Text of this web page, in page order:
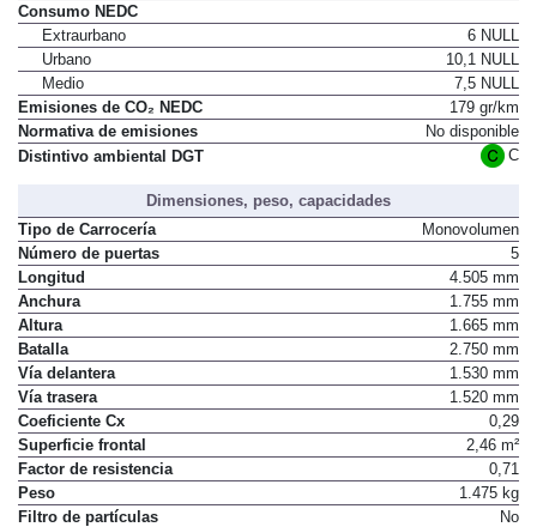
Consumo NEDC
Extraurbano
6 NULL
Urbano
10,1 NULL
Medio
7,5 NULL
Emisiones de CO₂ NEDC
179 gr/km
Normativa de emisiones
No disponible
Distintivo ambiental DGT
C
Dimensiones, peso, capacidades
Tipo de Carrocería
Monovolumen
Número de puertas
5
Longitud
4.505 mm
Anchura
1.755 mm
Altura
1.665 mm
Batalla
2.750 mm
Vía delantera
1.530 mm
Vía trasera
1.520 mm
Coeficiente Cx
0,29
Superficie frontal
2,46 m²
Factor de resistencia
0,71
Peso
1.475 kg
Filtro de partículas
No